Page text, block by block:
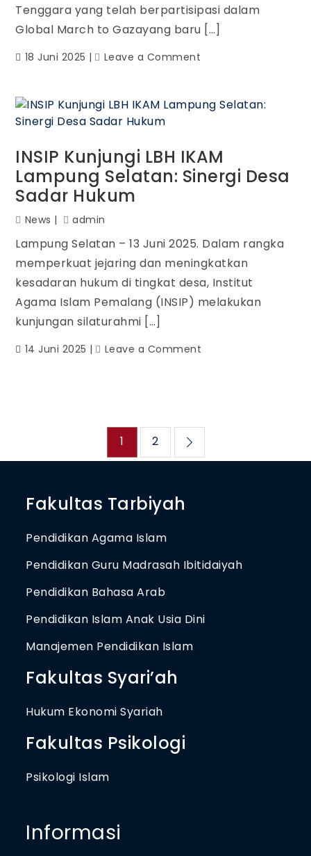
Tenggara yang telah berpartisipasi dalam
Global March to Gazayang baru […]
18 Juni 2025 Leave a Comment
INSIP Kunjungi LBH IKAM
Lampung Selatan: Sinergi Desa
Sadar Hukum
News admin
Lampung Selatan – 13 Juni 2025. Dalam rangka
memperkuat jejaring dan meningkatkan
kesadaran hukum di tingkat desa, Institut
Agama Islam Pemalang (INSIP) melakukan
kunjungan silaturahmi […]
14 Juni 2025 Leave a Comment
1 2
Fakultas Tarbiyah
Pendidikan Agama Islam
Pendidikan Guru Madrasah Ibitidaiyah
Pendidikan Bahasa Arab
Pendidikan Islam Anak Usia Dini
Manajemen Pendidikan Islam
Fakultas Syari’ah
Hukum Ekonomi Syariah
Fakultas Psikologi
Psikologi Islam
Informasi